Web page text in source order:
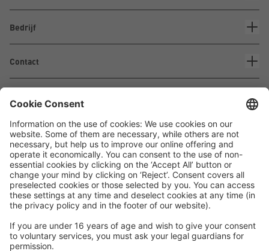
Bedrijf
Contact
Waskönig+Walter
Kabel-Werk GmbH u. Co. KG
Ostermoorstraße 77
26683 Saterland
Telefoon +49 4498 88-0
Fax +49 4498 88-900
info[att]waskoenig.de